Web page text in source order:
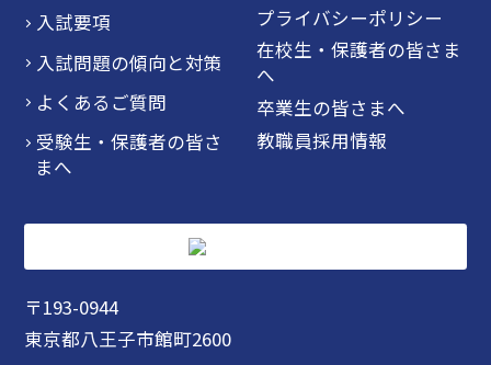
入試要項
入試問題の傾向と対策
よくあるご質問
受験生・保護者の皆さ
まへ
プライバシーポリシー
在校生・保護者の皆さま
へ
卒業生の皆さまへ
教職員採用情報
〒193-0944
東京都八王子市館町2600